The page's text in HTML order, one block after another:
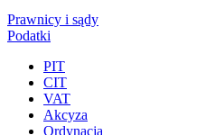
Prawnicy i sądy
Podatki
PIT
CIT
VAT
Akcyza
Ordynacja